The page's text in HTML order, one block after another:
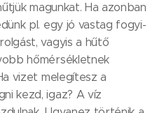
magunkat. Ha azonban
pl. egy jó vastag fogyi-
vagyis a hűtő
hőmérsékletnek
vizet melegítesz a
kezd, igaz? A víz